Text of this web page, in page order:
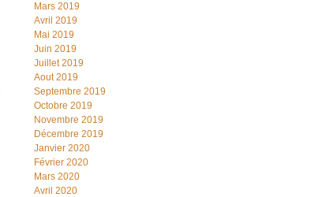
Mars 2019
Avril 2019
Mai 2019
Juin 2019
Juillet 2019
Aout 2019
Septembre 2019
Octobre 2019
Novembre 2019
Décembre 2019
Janvier 2020
Février 2020
Mars 2020
Avril 2020